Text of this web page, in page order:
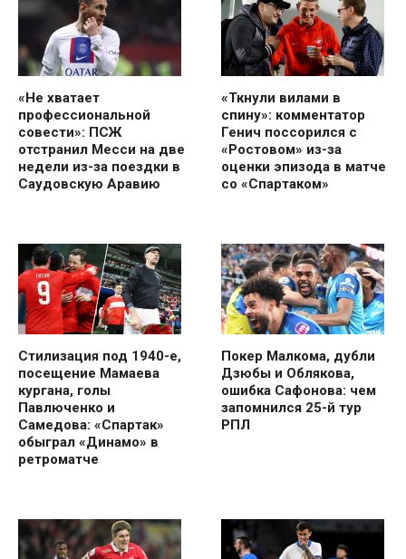
«Не хватает
профессиональной
совести»: ПСЖ
отстранил Месси на две
недели из-за поездки в
Саудовскую Аравию
«Ткнули вилами в
спину»: комментатор
Генич поссорился с
«Ростовом» из-за
оценки эпизода в матче
со «Спартаком»
Стилизация под 1940-е,
посещение Мамаева
кургана, голы
Павлюченко и
Самедова: «Спартак»
обыграл «Динамо» в
ретроматче
Покер Малкома, дубли
Дзюбы и Облякова,
ошибка Сафонова: чем
запомнился 25-й тур
РПЛ